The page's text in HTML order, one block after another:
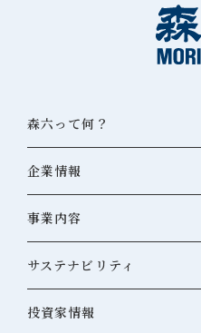
森六って何？
企業情報
事業内容
サステナビリティ
投資家情報